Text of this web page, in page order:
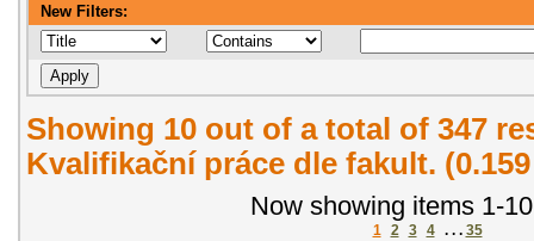
New Filters:
Showing 10 out of a total of 347
Kvalifikační práce dle fakult.
Now showing items 1-
1 2 3 4 . . . 35